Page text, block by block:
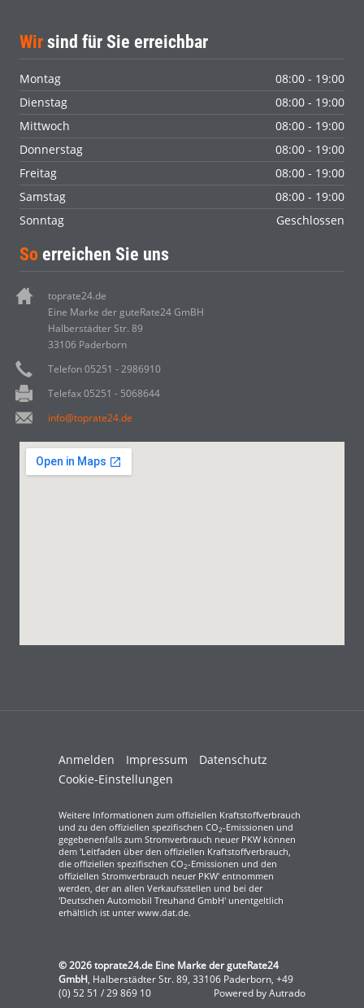
Wir sind für Sie erreichbar
Montag
08:00 - 19:00
Dienstag
08:00 - 19:00
Mittwoch
08:00 - 19:00
Donnerstag
08:00 - 19:00
Freitag
08:00 - 19:00
Samstag
08:00 - 19:00
Sonntag
Geschlossen
So erreichen Sie uns
toprate24.de
Eine Marke der guteRate24 GmBH
Halberstädter Str. 89
33106 Paderborn
Telefon 05251 - 2986910
Telefax 05251 - 5068644
info@toprate24.de
Anmelden Impressum
Datenschutz
Cookie-Einstellungen
Weitere Informationen zum offiziellen Kraftstoffverbrauch
und zu den offiziellen spezifischen CO2-Emissionen und
gegebenenfalls zum Stromverbrauch neuer PKW können
dem 'Leitfaden über den offiziellen Kraftstoffverbrauch,
die offiziellen spezifischen CO2-Emissionen und den
offiziellen Stromverbrauch neuer PKW' entnommen
werden, der an allen Verkaufsstellen und bei der
'Deutschen Automobil Treuhand GmbH' unentgeltlich
erhältlich ist unter www.dat.de.
© 2026toprate24.de Eine Marke der guteRate24
GmbH, Halberstädter Str. 89, 33106 Paderborn, +49
(0) 52 51 / 29 869 10
Powered by Autrado